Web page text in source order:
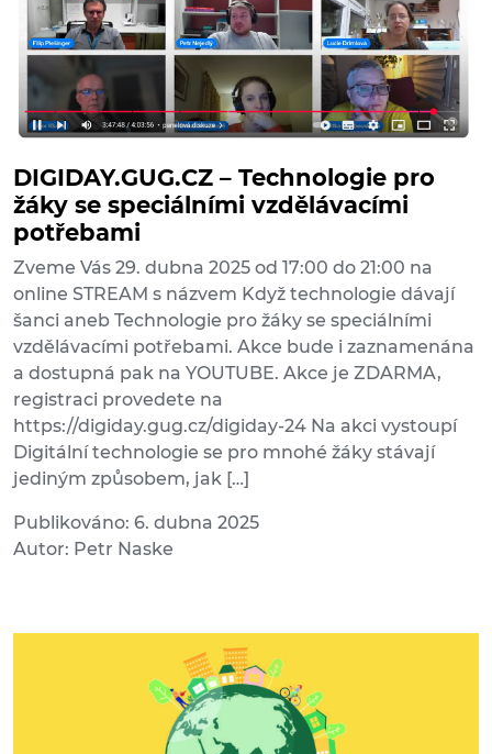
DIGIDAY.GUG.CZ – Technologie pro
žáky se speciálními vzdělávacími
potřebami
Zveme Vás 29. dubna 2025 od 17:00 do 21:00 na
online STREAM s názvem Když technologie dávají
šanci aneb Technologie pro žáky se speciálními
vzdělávacími potřebami. Akce bude i zaznamenána
a dostupná pak na YOUTUBE. Akce je ZDARMA,
registraci provedete na
https://digiday.gug.cz/digiday-24 Na akci vystoupí
Digitální technologie se pro mnohé žáky stávají
jediným způsobem, jak […]
Publikováno: 6. dubna 2025
Autor: Petr Naske